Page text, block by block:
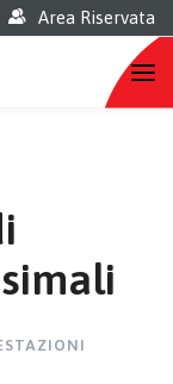
Area Riservata